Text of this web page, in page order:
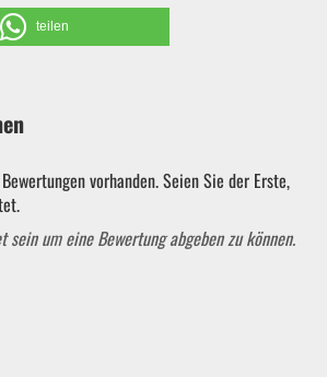
teilen
vorhanden. Seien Sie der Erste,
sein um eine Bewertung abgeben zu können.